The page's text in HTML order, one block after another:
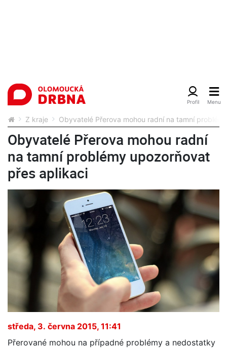
Z kraje Obyvatelé Přerova mohou radní na tamní
Obyvatelé Přerova mohou radní
na tamní problémy upozorňovat
přes aplikaci
středa, 3. června 2015, 11:41
Přerované mohou na případné problémy a nedostatky